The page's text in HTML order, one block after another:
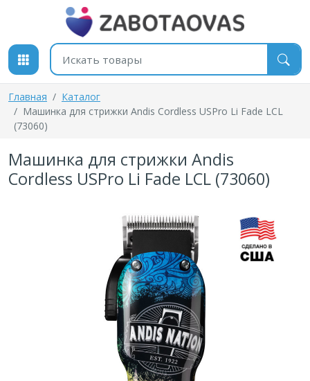
К содержимому
Поиск товаров
Главная
Каталог
Машинка для стрижки Andis Cordless USPro Li Fade LCL
(73060)
Машинка для стрижки Andis
Cordless USPro Li Fade LCL (73060)